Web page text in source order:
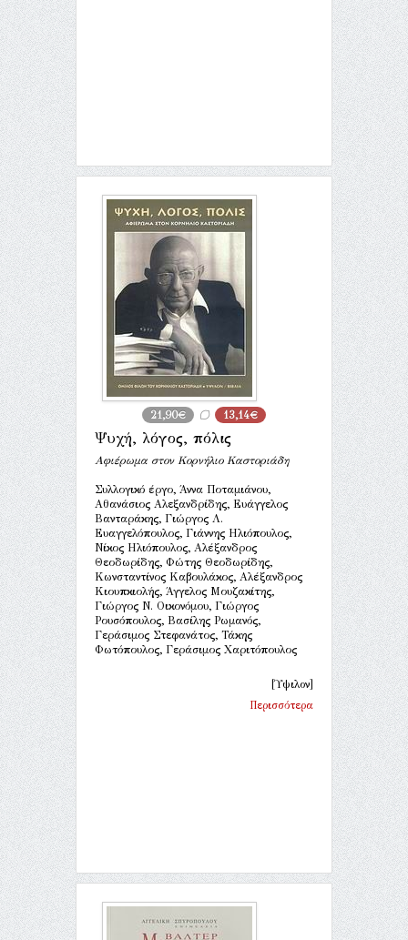
21,90€ 13,14€
Ψυχή, λόγος, πόλις
Αφιέρωμα στον Κορνήλιο Καστοριάδη
Συλλογικό έργο, Άννα Ποταμιάνου,
Αθανάσιος Αλεξανδρίδης, Ευάγγελος
Βανταράκης, Γιώργος Λ.
Ευαγγελόπουλος, Γιάννης Ηλιόπουλος,
Νίκος Ηλιόπουλος, Αλέξανδρος
Θεοδωρίδης, Φώτης Θεοδωρίδης,
Κωνσταντίνος Καβουλάκος, Αλέξανδρος
Κιουπκιολής, Άγγελος Μουζακίτης,
Γιώργος Ν. Οικονόμου, Γιώργος
Ρουσόπουλος, Βασίλης Ρωμανός,
Γεράσιμος Στεφανάτος, Τάκης
Φωτόπουλος, Γεράσιμος Χαριτόπουλος
[Ύψιλον]
Περισσότερα